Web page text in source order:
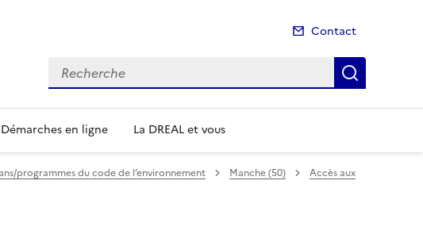
Contact
Recherche
Démarches en ligne La DREAL et vous
programmes du code de l’environnement Manche (50)
Accès aux